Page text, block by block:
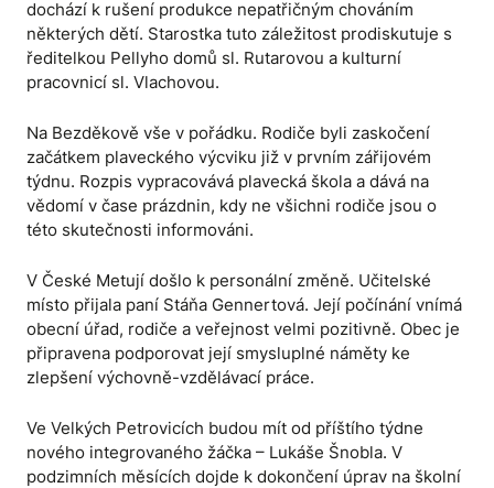
dochází k rušení produkce nepatřičným chováním
některých dětí. Starostka tuto záležitost prodiskutuje s
ředitelkou Pellyho domů sl. Rutarovou a kulturní
pracovnicí sl. Vlachovou.
Na Bezděkově vše v pořádku. Rodiče byli zaskočení
začátkem plaveckého výcviku již v prvním zářijovém
týdnu. Rozpis vypracovává plavecká škola a dává na
vědomí v čase prázdnin, kdy ne všichni rodiče jsou o
této skutečnosti informováni.
V České Metují došlo k personální změně. Učitelské
místo přijala paní Stáňa Gennertová. Její počínání vnímá
obecní úřad, rodiče a veřejnost velmi pozitivně. Obec je
připravena podporovat její smysluplné náměty ke
zlepšení výchovně-vzdělávací práce.
Ve Velkých Petrovicích budou mít od příštího týdne
nového integrovaného žáčka – Lukáše Šnobla. V
podzimních měsících dojde k dokončení úprav na školní